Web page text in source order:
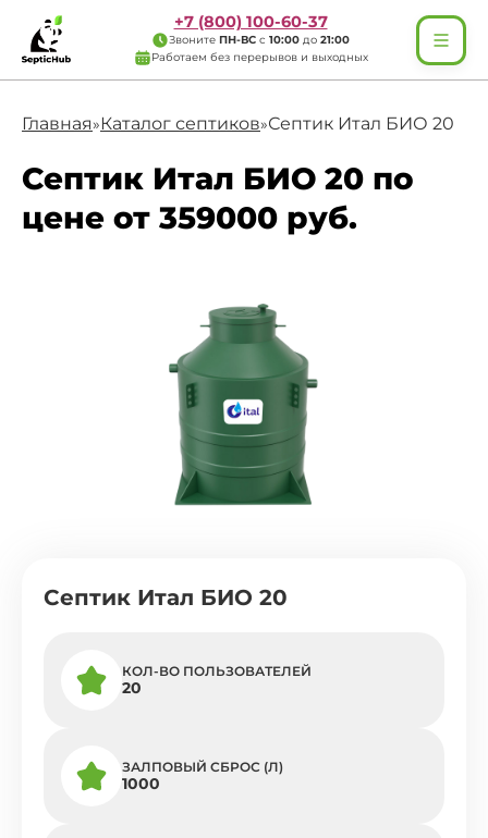
+7 (800) 100-60-37
Звоните ПН-ВС с 10:00 до 21:00
Работаем без перерывов и выходных
Главная»Каталог септиков»Септик Итал БИО 20
Септик Итал БИО 20 по
цене от 359000 руб.
Септик Итал БИО 20
КОЛ-ВО ПОЛЬЗОВАТЕЛЕЙ
20
ЗАЛПОВЫЙ СБРОС (Л)
1000